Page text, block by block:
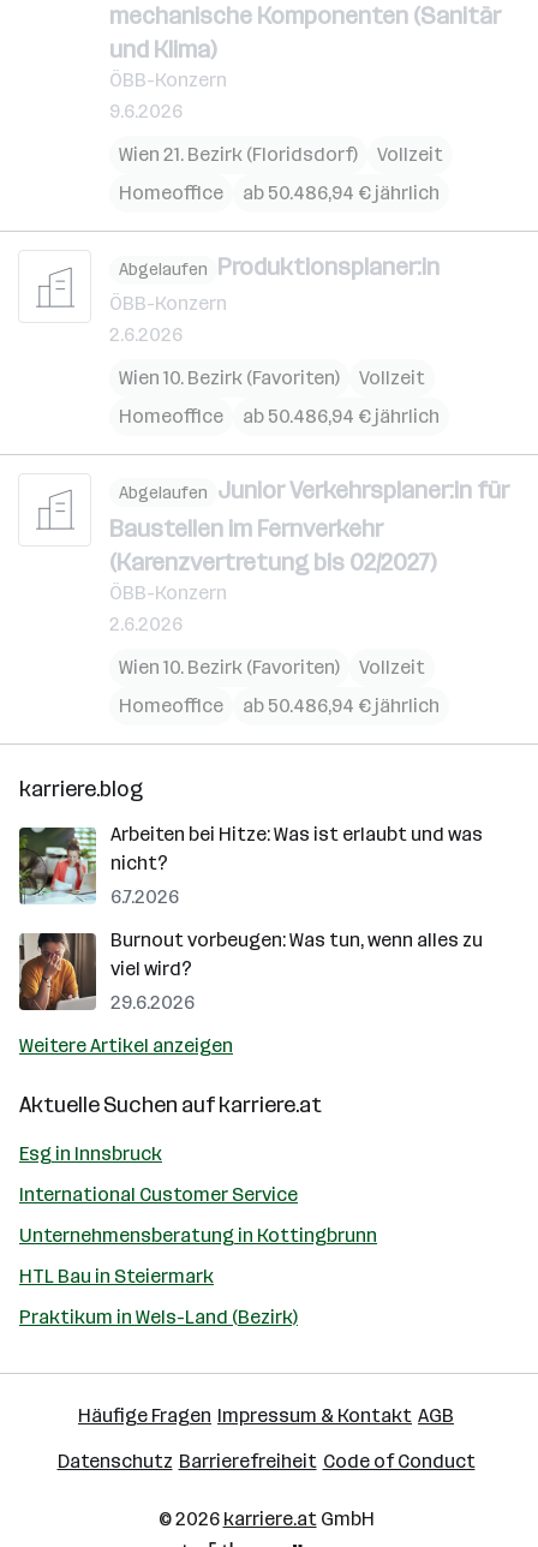
mechanische Komponenten (Sanitär
und Klima)
ÖBB-Konzern
9.6.2026
Wien 21. Bezirk (Floridsdorf)
Vollzeit
Homeoffice
ab 50.486,94 € jährlich
Abgelaufen Produktionsplaner:in
ÖBB-Konzern
2.6.2026
Wien 10. Bezirk (Favoriten)
Vollzeit
Homeoffice
ab 50.486,94 € jährlich
Abgelaufen Junior Verkehrsplaner:in für
Baustellen im Fernverkehr
(Karenzvertretung bis 02/2027)
ÖBB-Konzern
2.6.2026
Wien 10. Bezirk (Favoriten)
Vollzeit
Homeoffice
ab 50.486,94 € jährlich
karriere.blog
Arbeiten bei Hitze: Was ist erlaubt und was
nicht?
6.7.2026
Burnout vorbeugen: Was tun, wenn alles zu
viel wird?
29.6.2026
Weitere Artikel anzeigen
Aktuelle Suchen aufkarriere.at
Esg in Innsbruck
International Customer Service
Unternehmensberatung in Kottingbrunn
HTL Bau in Steiermark
Praktikum in Wels-Land (Bezirk)
Häufige Fragen Impressum & Kontakt AGB
Datenschutz Barrierefreiheit Code of Conduct
© 2026 karriere.atGmbH